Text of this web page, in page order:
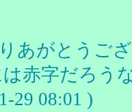
あがとうご
は赤字だろう
29 08:01 )